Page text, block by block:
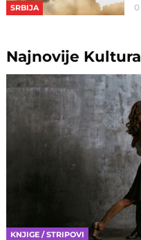
SRBIJA 0
Najnovije Kultura
KNJIGE / STRIPOVI